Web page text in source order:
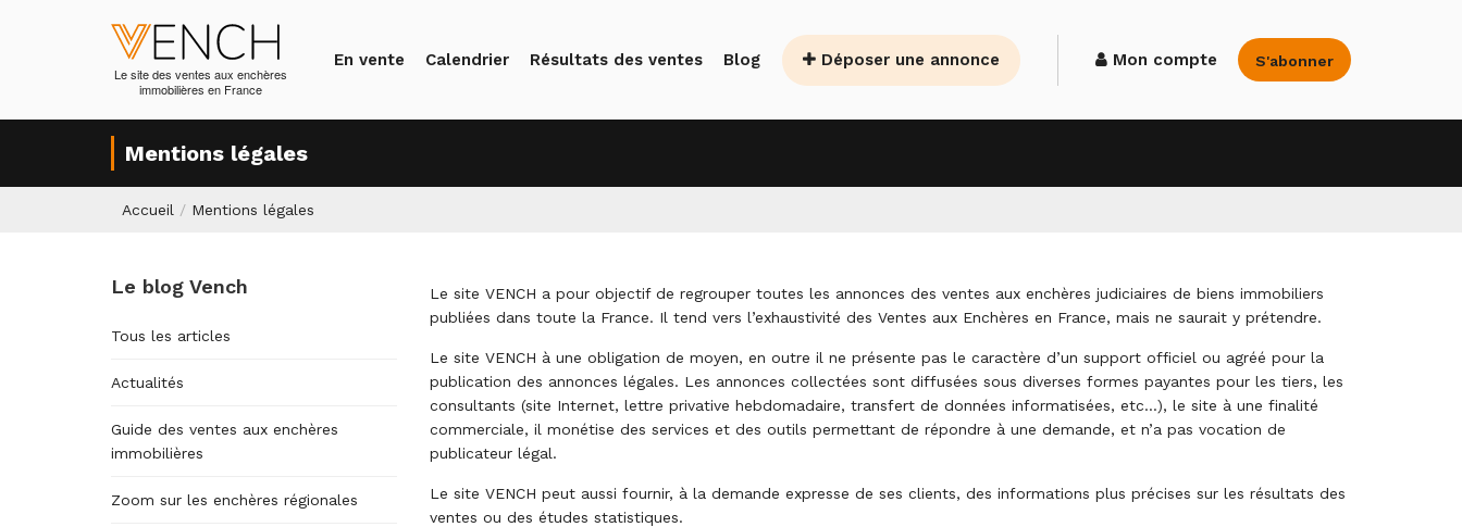
Le site des ventes aux enchères
immobilières en France
En vente Calendrier Résultats des ventes Blog Déposer une annonce Mon compte S'abonner
Mentions légales
Accueil / Mentions légales
Le blog Vench
Tous les articles
Actualités
Guide des ventes aux enchères
immobilières
Zoom sur les enchères régionales
Le site VENCH a pour objectif de regrouper toutes les annonces des ventes aux enchères judiciaires de biens immobiliers
publiées dans toute la France. Il tend vers l’exhaustivité des Ventes aux Enchères en France, mais ne saurait y prétendre.
Le site VENCH à une obligation de moyen, en outre il ne présente pas le caractère d’un support officiel ou agréé pour la
publication des annonces légales. Les annonces collectées sont diffusées sous diverses formes payantes pour les tiers, les
consultants (site Internet, lettre privative hebdomadaire, transfert de données informatisées, etc...), le site à une finalité
commerciale, il monétise des services et des outils permettant de répondre à une demande, et n’a pas vocation de
publicateur légal.
Le site VENCH peut aussi fournir, à la demande expresse de ses clients, des informations plus précises sur les résultats des
ventes ou des études statistiques.